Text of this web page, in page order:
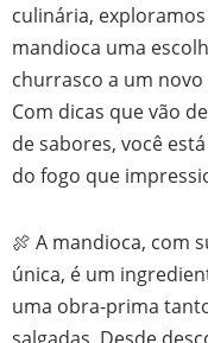
culinária,
mandioca uma
churrasco a um
Com dicas que vão
de sabores, você
do fogo que
🍖 A mandioca, com
única, é um
uma obra-prima